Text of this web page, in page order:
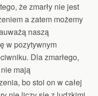
że zmarły nie jest
a zatem możemy
naszą
w pozytywnym
Dla zmarłego,
mają
bo stoi on w całej